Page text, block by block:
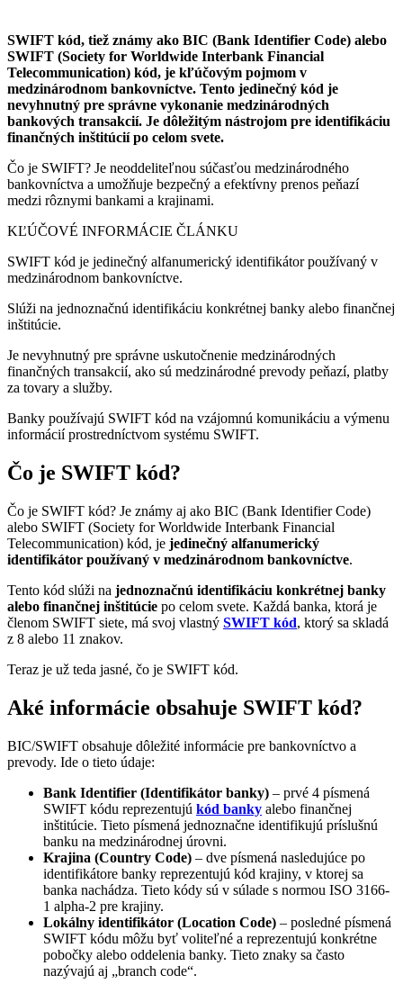
SWIFT kód, tiež známy ako BIC (Bank Identifier Code) alebo
SWIFT (Society for Worldwide Interbank Financial
Telecommunication) kód, je kľúčovým pojmom v
medzinárodnom bankovníctve. Tento jedinečný kód je
nevyhnutný pre správne vykonanie medzinárodných
bankových transakcií. Je dôležitým nástrojom pre identifikáciu
finančných inštitúcií po celom svete.
Čo je SWIFT? Je neoddeliteľnou súčasťou medzinárodného
bankovníctva a umožňuje bezpečný a efektívny prenos peňazí
medzi rôznymi bankami a krajinami.
KĽÚČOVÉ INFORMÁCIE ČLÁNKU
SWIFT kód je jedinečný alfanumerický identifikátor používaný v
medzinárodnom bankovníctve.
Slúži na jednoznačnú identifikáciu konkrétnej banky alebo finančnej
inštitúcie.
Je nevyhnutný pre správne uskutočnenie medzinárodných
finančných transakcií, ako sú medzinárodné prevody peňazí, platby
za tovary a služby.
Banky používajú SWIFT kód na vzájomnú komunikáciu a výmenu
informácií prostredníctvom systému SWIFT.
Čo je SWIFT kód?
Čo je SWIFT kód? Je známy aj ako BIC (Bank Identifier Code)
alebo SWIFT (Society for Worldwide Interbank Financial
Telecommunication) kód, je jedinečný alfanumerický
identifikátor používaný v medzinárodnom bankovníctve.
Tento kód slúži na jednoznačnú identifikáciu konkrétnej banky
alebo finančnej inštitúcie po celom svete. Každá banka, ktorá je
členom SWIFT siete, má svoj vlastný SWIFT kód, ktorý sa skladá
z 8 alebo 11 znakov.
Teraz je už teda jasné, čo je SWIFT kód.
Aké informácie obsahuje SWIFT kód?
BIC/SWIFT obsahuje dôležité informácie pre bankovníctvo a
prevody. Ide o tieto údaje:
Bank Identifier (Identifikátor banky) – prvé 4 písmená
SWIFT kódu reprezentujú kód banky alebo finančnej
inštitúcie. Tieto písmená jednoznačne identifikujú príslušnú
banku na medzinárodnej úrovni.
Krajina (Country Code) – dve písmená nasledujúce po
identifikátore banky reprezentujú kód krajiny, v ktorej sa
banka nachádza. Tieto kódy sú v súlade s normou ISO 3166-
1 alpha-2 pre krajiny.
Lokálny identifikátor (Location Code) – posledné písmená
SWIFT kódu môžu byť voliteľné a reprezentujú konkrétne
pobočky alebo oddelenia banky. Tieto znaky sa často
nazývajú aj „branch code“.